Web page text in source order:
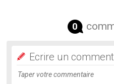
0
Ecrire un